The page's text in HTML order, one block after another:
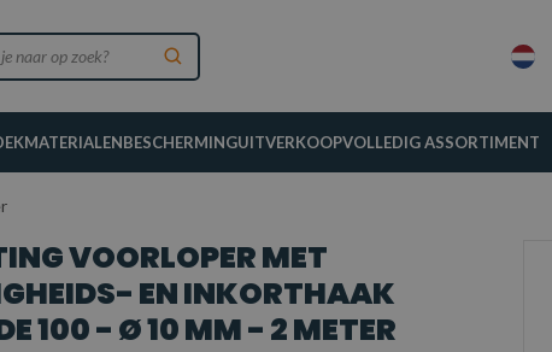
BESCHERMINGUITVERKOOPVOLLEDIG ASSORTIMENT
VOORLOPER MET
EN INKORTHAAK
100 - Ø 10 MM - 2 METER